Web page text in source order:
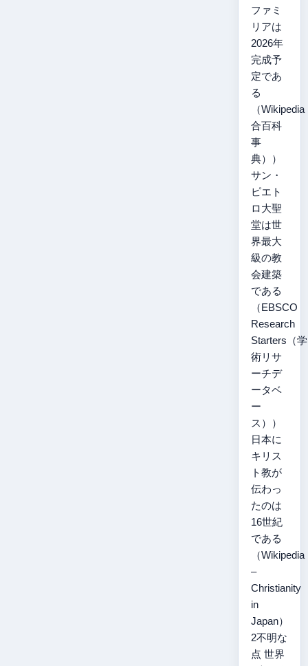
ファミ
リアは
2026年
完成予
定であ
る
（
合百科
事
典））
サン・
ピエト
ロ大聖
堂は世
界最大
級の教
会建築
である
（EBSCO
Research
Starters（学
術リサ
ーチデ
ータベ
ー
ス））
日本に
キリス
ト教が
伝わっ
たのは
16世紀
である
（Wikipedia
–
Christianity
in
Japan）
2不明な
点 世界